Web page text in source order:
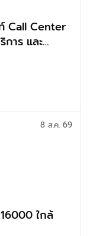
Call Center
าร และ
: แจ้งวัฒนะ
ใกล้
8 ส.ค. 69